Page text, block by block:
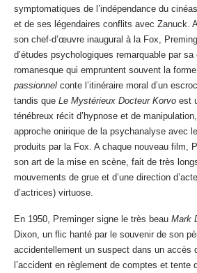
symptomatiques de l’indépendance du
et de ses légendaires conflits avec Zanuck.
son chef-d’œuvre inaugural à la Fox,
d’études psychologiques remarquable par
romanesque qui empruntent souvent la
passionnel conte l’itinéraire moral d’un
tandis que Le Mystérieux Docteur Korvo est
ténébreux récit d’hypnose et de
approche onirique de la psychanalyse avec
produits par la Fox. A chaque nouveau film,
son art de la mise en scène, fait de très
mouvements de grue et d’une direction
d’actrices) virtuose.
En 1950, Preminger signe le très beau Mark
Dixon, un flic hanté par le souvenir de son
accidentellement un suspect dans un accès
l’accident en règlement de comptes et tente